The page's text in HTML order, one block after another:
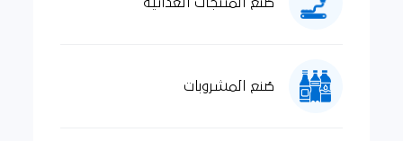
صُنع المنتجات الغذائية
صُنع المشروبات